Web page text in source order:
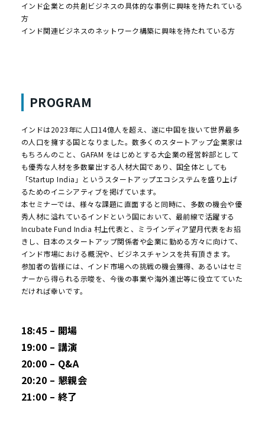
インド企業との共創ビジネスの具体的な事例に興味を持たれている
方
インド関連ビジネスのネットワーク構築に興味を持たれている方
PROGRAM
インドは2023年に人口14億人を超え、遂に中国を抜いて世界最多
の人口を擁する国となりました。数多くのスタートアップ企業家は
もちろんのこと、GAFAM をはじめとする大企業の経営幹部として
も優秀な人材を多数輩出する人材大国であり、国全体としても
「Startup India」というスタートアップエコシステムを盛り上げ
るためのイニシアティブを掲げています。
本セミナーでは、様々な課題に直面すると同時に、多数の機会や優
秀人材に溢れているインドという国において、最前線で活躍する
Incubate Fund India 村上代表と、ミラインディア望月代表をお招
きし、日本のスタートアップ関係者や企業に勤める方々に向けて、
インド市場における概況や、ビジネスチャンスを共有頂きます。
参加者の皆様には、インド市場への挑戦の機会獲得、あるいはセミ
ナーから得られる示唆を、今後の事業や海外進出等に役立てていた
だければ幸いです。
18:45 – 開場
19:00 – 講演
20:00 – Q&A
20:20 – 懇親会
21:00 – 終了